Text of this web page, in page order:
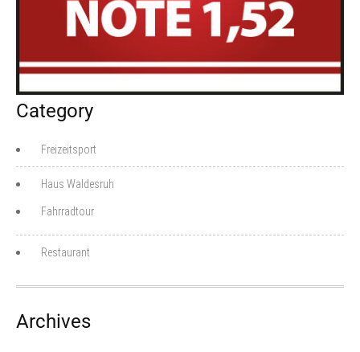
Category
Freizeitsport
Haus Waldesruh
Fahrradtour
Restaurant
Archives